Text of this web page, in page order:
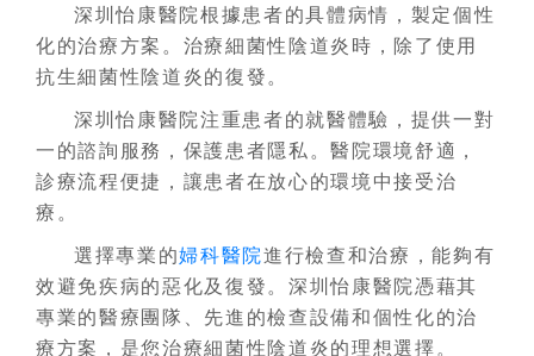
深圳怡康醫院根據患者的具體病情，製定個性
化的治療方案。治療細菌性陰道炎時，除了使用
抗生細菌性陰道炎的復發。
深圳怡康醫院注重患者的就醫體驗，提供一對
一的諮詢服務，保護患者隱私。醫院環境舒適，
診療流程便捷，讓患者在放心的環境中接受治
療。
選擇專業的婦科醫院進行檢查和治療，能夠有
效避免疾病的惡化及復發。深圳怡康醫院憑藉其
專業的醫療團隊、先進的檢查設備和個性化的治
療方案，是您治療細菌性陰道炎的理想選擇。